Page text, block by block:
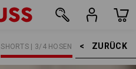
ZURÜCK    >
SHORTS | 3/4 HOSEN